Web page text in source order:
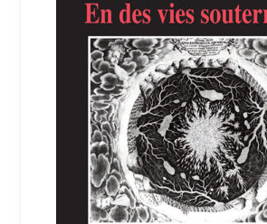
Login Customizer
Newsletter
Nous Contacter
Politique de confidentialité et cookies
Qui sommes-nous ?